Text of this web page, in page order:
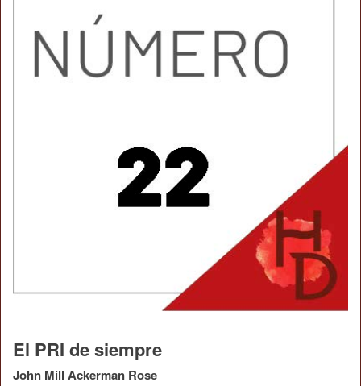
El PRI de siempre
John Mill Ackerman Rose